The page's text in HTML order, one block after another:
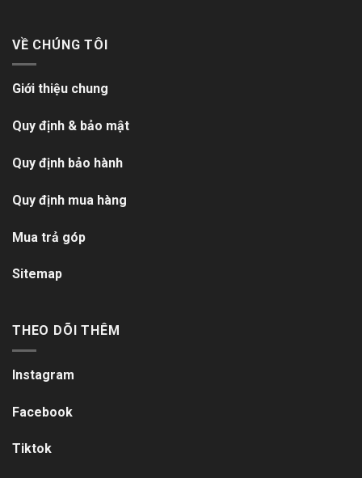
VỀ CHÚNG TÔI
Giới thiệu chung
Quy định & bảo mật
Quy định bảo hành
Quy định mua hàng
Mua trả góp
Sitemap
THEO DÕI THÊM
Instagram
Facebook
Tiktok